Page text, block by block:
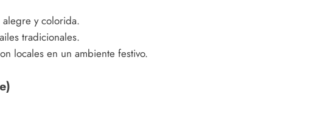
y colorida.
tradicionales.
locales en un ambiente festivo.